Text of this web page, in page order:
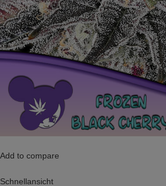
Add to compare
Schnellansicht